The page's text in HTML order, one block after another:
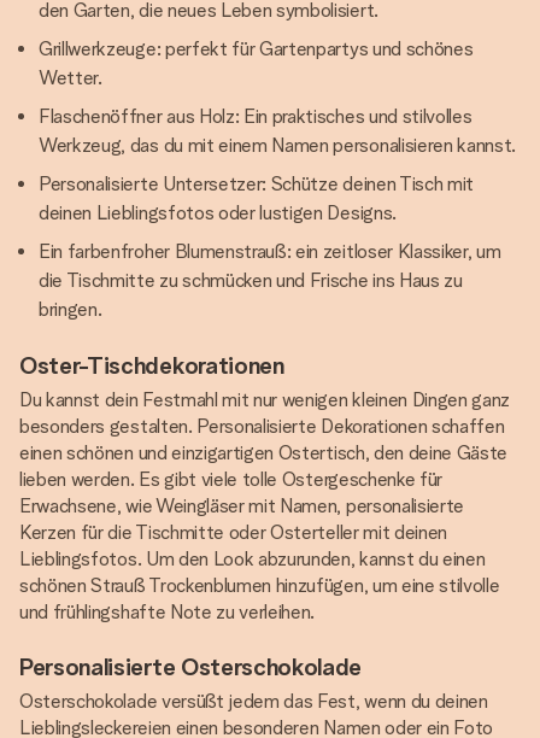
den Garten, die neues Leben symbolisiert.
Grillwerkzeuge: perfekt für Gartenpartys und schönes
Wetter.
Flaschenöffner aus Holz: Ein praktisches und stilvolles
Werkzeug, das du mit einem Namen personalisieren kannst.
Personalisierte Untersetzer: Schütze deinen Tisch mit
deinen Lieblingsfotos oder lustigen Designs.
Ein farbenfroher Blumenstrauß: ein zeitloser Klassiker, um
die Tischmitte zu schmücken und Frische ins Haus zu
bringen.
Oster-Tischdekorationen
Du kannst dein Festmahl mit nur wenigen kleinen Dingen ganz
besonders gestalten. Personalisierte Dekorationen schaffen
einen schönen und einzigartigen Ostertisch, den deine Gäste
lieben werden. Es gibt viele tolle Ostergeschenke für
Erwachsene, wie Weingläser mit Namen, personalisierte
Kerzen für die Tischmitte oder Osterteller mit deinen
Lieblingsfotos. Um den Look abzurunden, kannst du einen
schönen Strauß Trockenblumen hinzufügen, um eine stilvolle
und frühlingshafte Note zu verleihen.
Personalisierte Osterschokolade
Osterschokolade versüßt jedem das Fest, wenn du deinen
Lieblingsleckereien einen besonderen Namen oder ein Foto